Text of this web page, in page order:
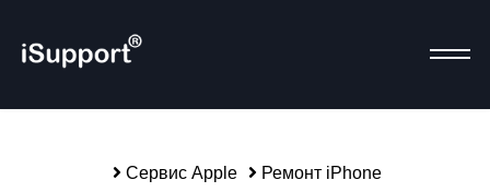
Сервис Apple Ремонт iPhone